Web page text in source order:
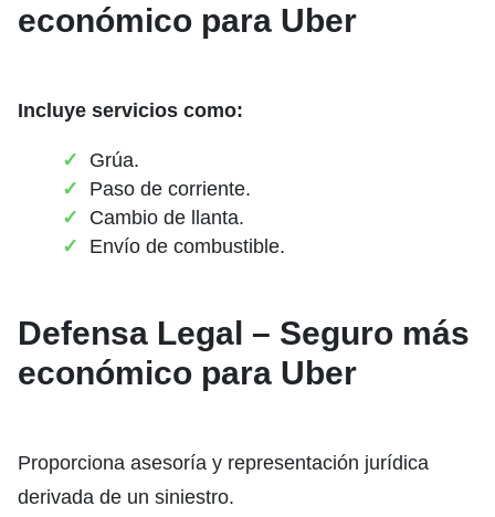
económico para Uber
Incluye servicios como:
Grúa.
Paso de corriente.
Cambio de llanta.
Envío de combustible.
Defensa Legal – Seguro más
económico para Uber
Proporciona asesoría y representación jurídica
derivada de un siniestro.